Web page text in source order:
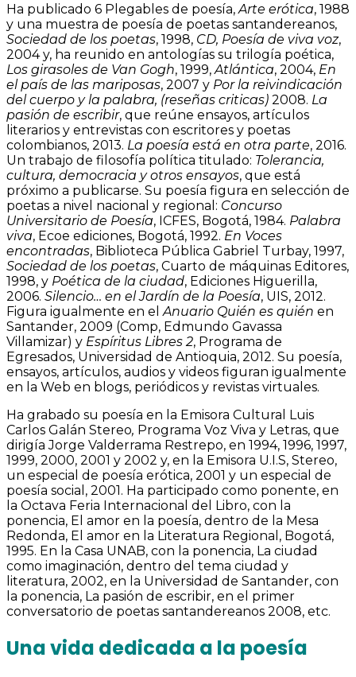
Ha publicado 6 Plegables de poesía, Arte erótica, 1988
y una muestra de poesía de poetas santandereanos,
Sociedad de los poetas, 1998, CD, Poesía de viva voz,
2004 y, ha reunido en antologías su trilogía poética,
Los girasoles de Van Gogh, 1999, Atlántica, 2004, En
el país de las mariposas, 2007 y Por la reivindicación
del cuerpo y la palabra, (reseñas criticas) 2008. La
pasión de escribir, que reúne ensayos, artículos
literarios y entrevistas con escritores y poetas
colombianos, 2013. La poesía está en otra parte, 2016.
Un trabajo de filosofía política titulado: Tolerancia,
cultura, democracia y otros ensayos, que está
próximo a publicarse. Su poesía figura en selección de
poetas a nivel nacional y regional: Concurso
Universitario de Poesía, ICFES, Bogotá, 1984. Palabra
viva, Ecoe ediciones, Bogotá, 1992. En Voces
encontradas, Biblioteca Pública Gabriel Turbay, 1997,
Sociedad de los poetas, Cuarto de máquinas Editores,
1998, y Poética de la ciudad, Ediciones Higuerilla,
2006. Silencio… en el Jardín de la Poesía, UIS, 2012.
Figura igualmente en el Anuario Quién es quién en
Santander, 2009 (Comp, Edmundo Gavassa
Villamizar) y Espíritus Libres 2, Programa de
Egresados, Universidad de Antioquia, 2012. Su poesía,
ensayos, artículos, audios y videos figuran igualmente
en la Web en blogs, periódicos y revistas virtuales.
Ha grabado su poesía en la Emisora Cultural Luis
Carlos Galán Stereo, Programa Voz Viva y Letras, que
dirigía Jorge Valderrama Restrepo, en 1994, 1996, 1997,
1999, 2000, 2001 y 2002 y, en la Emisora U.I.S, Stereo,
un especial de poesía erótica, 2001 y un especial de
poesía social, 2001. Ha participado como ponente, en
la Octava Feria Internacional del Libro, con la
ponencia, El amor en la poesía, dentro de la Mesa
Redonda, El amor en la Literatura Regional, Bogotá,
1995. En la Casa UNAB, con la ponencia, La ciudad
como imaginación, dentro del tema ciudad y
literatura, 2002, en la Universidad de Santander, con
la ponencia, La pasión de escribir, en el primer
conversatorio de poetas santandereanos 2008, etc.
Una vida dedicada a la poesía